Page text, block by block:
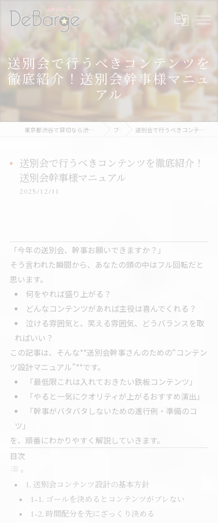
送別会で行うべきコンテンツを
徹底紹介！送別会幹事様マニュ
アル
東京都渋谷で貸切なら渋谷貸切パーティー＆BBQデバージ - DeBarge ブログ 送別会で行うべきコンテンツを徹底紹介！送別会幹事様マニュアル
送別会で行うべきコンテンツを徹底紹介！
送別会幹事様マニュアル
2025/12/11
「今年の送別会、幹事お願いできますか？」
そう言われた瞬間から、あなたの頭の中はフル回転だと
思います。
何をやれば盛り上がる？
どんなコンテンツがあれば主役は喜んでくれる？
泣ける雰囲気と、笑える雰囲気、どうバランスを取
ればいい？
この記事は、そんな**送別会幹事さんのための“コンテン
ツ設計マニュアル”**です。
「最低限これは入れておきたい鉄板コンテンツ」
「やると一気にクオリティが上がるおすすめ演出」
「幹事がバタバタしないための進行例・準備のコ
ツ」
を、順番にわかりやすく解説していきます。
目次
1. 送別会コンテンツ設計の基本方針
1-1. ゴールを決めるとコンテンツがブレない
1-2. 時間配分を先にざっくり決める